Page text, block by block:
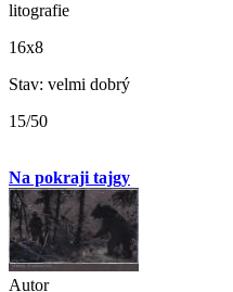
litografie
16x8
Stav: velmi dobrý
15/50
Na pokraji tajgy
Autor